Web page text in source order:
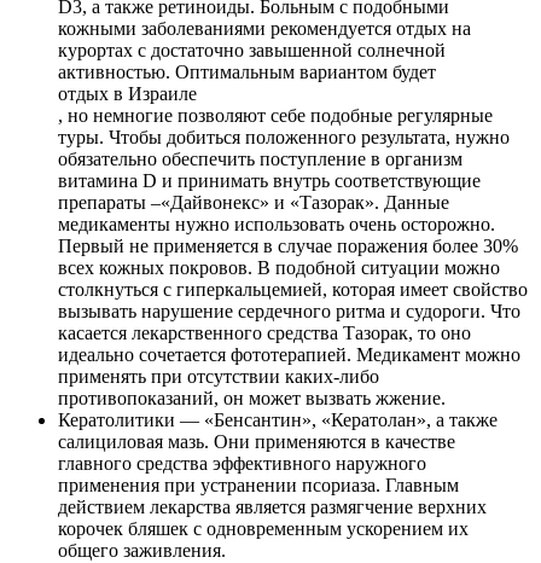
D3, а также ретиноиды. Больным с подобными
кожными заболеваниями рекомендуется отдых на
курортах с достаточно завышенной солнечной
активностью. Оптимальным вариантом будет
отдых в Израиле
, но немногие позволяют себе подобные регулярные
туры. Чтобы добиться положенного результата, нужно
обязательно обеспечить поступление в организм
витамина D и принимать внутрь соответствующие
препараты –«Дайвонекс» и «Тазорак». Данные
медикаменты нужно использовать очень осторожно.
Первый не применяется в случае поражения более 30%
всех кожных покровов. В подобной ситуации можно
столкнуться с гиперкальцемией, которая имеет свойство
вызывать нарушение сердечного ритма и судороги. Что
касается лекарственного средства Тазорак, то оно
идеально сочетается фототерапией. Медикамент можно
применять при отсутствии каких-либо
противопоказаний, он может вызвать жжение.
Кератолитики — «Бенсантин», «Кератолан», а также
салициловая мазь. Они применяются в качестве
главного средства эффективного наружного
применения при устранении псориаза. Главным
действием лекарства является размягчение верхних
корочек бляшек с одновременным ускорением их
общего заживления.